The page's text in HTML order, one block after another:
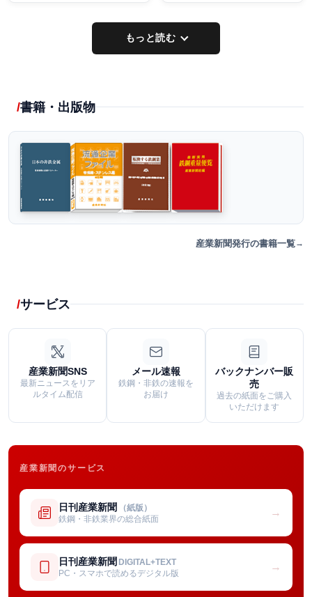
もっと読む
書籍・出版物
産業新聞発行の書籍一覧
サービス
産業新聞SNS
最新ニュースをリア
ルタイム配信
メール速報
鉄鋼・非鉄の速報を
お届け
バックナンバー販
売
過去の紙面をご購入
いただけます
産業新聞のサービス
日刊産業新聞 （紙版）
鉄鋼・非鉄業界の総合紙面
→
日刊産業新聞 DIGITAL+TEXT
PC・スマホで読めるデジタル版
→